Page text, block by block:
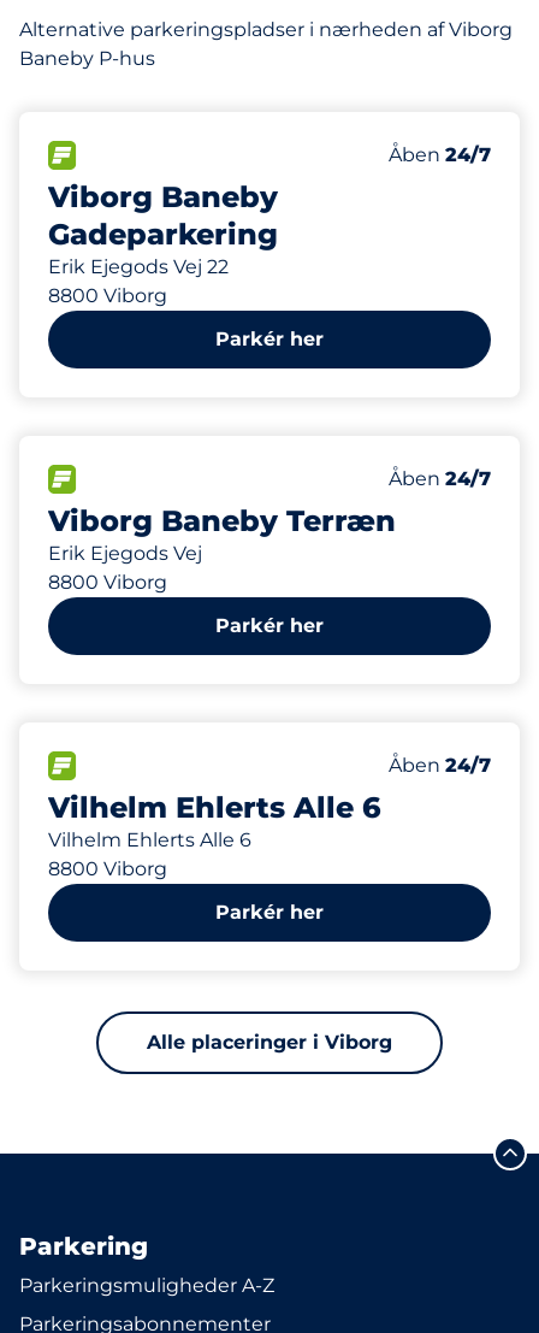
Alternative parkeringspladser i nærheden af Viborg
Baneby P-hus
Viborg Baneby
Gadeparkering
Erik Ejegods Vej 22
8800 Viborg
Antal
Antal pladser
7
Åben 24/7
Parkér her
Viborg Baneby Terræn
Erik Ejegods Vej
8800 Viborg
Antal
Antal pladser
200
Åben 24/7
Parkér her
Vilhelm Ehlerts Alle 6
Vilhelm Ehlerts Alle 6
8800 Viborg
Antal
Antal pladser
150
Åben 24/7
Parkér her
Alle placeringer i Viborg
Parkering
Parkeringsmuligheder A-Z
Parkeringsabonnementer